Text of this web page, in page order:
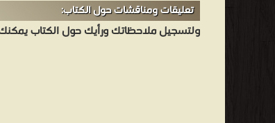
تعليقات ومناقشات حول الكتاب:
ولتسجيل ملاحظاتك ورأيك حول الكتاب